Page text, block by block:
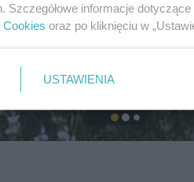
Szczegółowe informacje
Cookies oraz po kliknięciu w
USTAWIENIA